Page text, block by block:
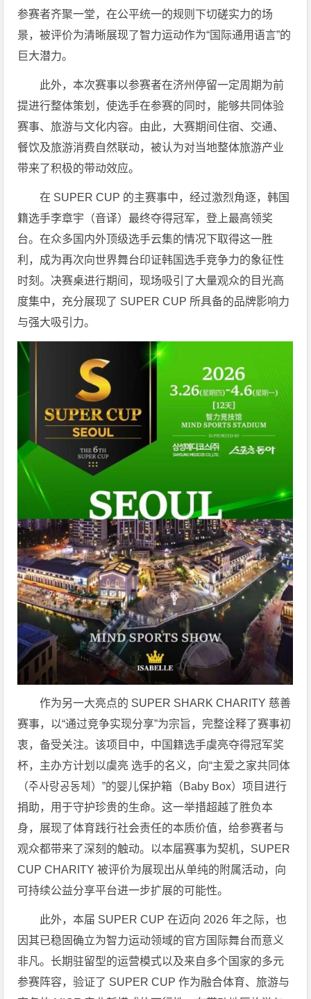
参赛者齐聚一堂，在公平统一的规则下切磋实力的场
景，被评价为清晰展现了智力运动作为“国际通用语言”的
巨大潜力。
此外，本次赛事以参赛者在济州停留一定周期为前
提进行整体策划，使选手在参赛的同时，能够共同体验
赛事、旅游与文化内容。由此，大赛期间住宿、交通、
餐饮及旅游消费自然联动，被认为对当地整体旅游产业
带来了积极的带动效应。
在 SUPER CUP 的主赛事中，经过激烈角逐，韩国
籍选手李章宇（音译）最终夺得冠军，登上最高领奖
台。在众多国内外顶级选手云集的情况下取得这一胜
利，成为再次向世界舞台印证韩国选手竞争力的象征性
时刻。决赛桌进行期间，现场吸引了大量观众的目光高
度集中，充分展现了 SUPER CUP 所具备的品牌影响力
与强大吸引力。
作为另一大亮点的 SUPER SHARK CHARITY 慈善
赛事，以“通过竞争实现分享”为宗旨，完整诠释了赛事初
衷，备受关注。该项目中，中国籍选手虞亮夺得冠军奖
杯，主办方计划以虞亮 选手的名义，向“主爱之家共同体
（주사랑공동체）”的婴儿保护箱（Baby Box）项目进行
捐助，用于守护珍贵的生命。这一举措超越了胜负本
身，展现了体育践行社会责任的本质价值，给参赛者与
观众都带来了深刻的触动。以本届赛事为契机，SUPER
CUP CHARITY 被评价为展现出从单纯的附属活动，向
可持续公益分享平台进一步扩展的可能性。
此外，本届 SUPER CUP 在迈向 2026 年之际，也
因其已稳固确立为智力运动领域的官方国际舞台而意义
非凡。长期驻留型的运营模式以及来自多个国家的多元
参赛阵容，验证了 SUPER CUP 作为融合体育、旅游与